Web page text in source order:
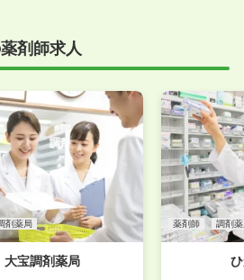
剤師求人
剤薬局
大宝調剤薬局
薬剤師 調剤